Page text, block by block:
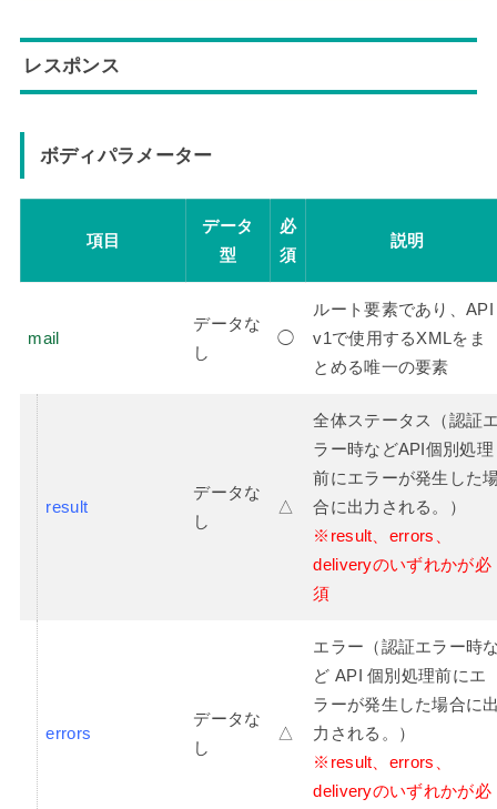
レスポンス
ボディパラメーター
項目
データ
型
必
須
説明
mail
データな
し
◯
ルート要素であり、API
v1で使用するXMLをま
とめる唯一の要素
result
データな
し
△
全体ステータス（認証
ラー時などAPI個別処理
前にエラーが発生した
合に出力される。）
※result、errors、
deliveryのいずれかが必
須
errors
データな
し
△
エラー（認証エラー時
ど API 個別処理前にエ
ラーが発生した場合に
力される。）
※result、errors、
deliveryのいずれかが必